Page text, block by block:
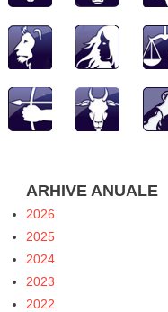
ARHIVE ANUALE
2026
2025
2024
2023
2022